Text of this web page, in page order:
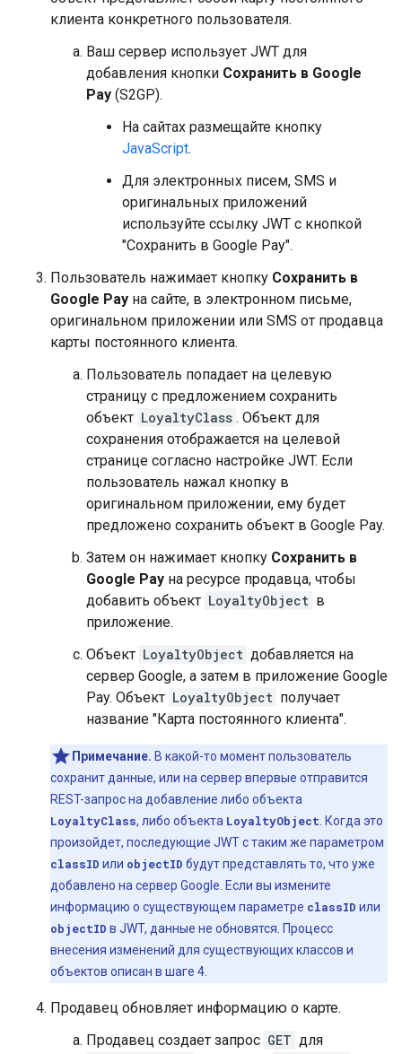
клиента конкретного пользователя.
Ваш сервер использует JWT для
добавления кнопки Сохранить в Google
Pay (S2GP).
На сайтах размещайте кнопку
JavaScript.
Для электронных писем, SMS и
оригинальных приложений
используйте ссылку JWT с кнопкой
"Сохранить в Google Pay".
Пользователь нажимает кнопку Сохранить в
Google Pay на сайте, в электронном письме,
оригинальном приложении или SMS от продавца
карты постоянного клиента.
Пользователь попадает на целевую
страницу с предложением сохранить
объект LoyaltyClass . Объект для
сохранения отображается на целевой
странице согласно настройке JWT. Если
пользователь нажал кнопку в
оригинальном приложении, ему будет
предложено сохранить объект в Google Pay.
Затем он нажимает кнопку Сохранить в
Google Pay на ресурсе продавца, чтобы
добавить объект LoyaltyObject в
приложение.
Объект LoyaltyObject добавляется на
сервер Google, а затем в приложение Google
Pay. Объект LoyaltyObject получает
название "Карта постоянного клиента".
Примечание. В какой-то момент пользователь
сохранит данные, или на сервер впервые отправится
REST-запрос на добавление либо объекта
LoyaltyClass, либо объекта LoyaltyObject . Когда это
произойдет, последующие JWT с таким же параметром
classID или objectID будут представлять то, что уже
добавлено на сервер Google. Если вы измените
информацию о существующем параметре classID или
objectID в JWT, данные не обновятся. Процесс
внесения изменений для существующих классов и
объектов описан в шаге 4.
Продавец обновляет информацию о карте.
Продавец создает запрос GET для